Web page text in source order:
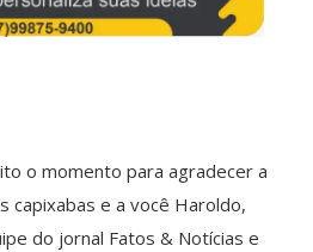
o momento para agradecer a
capixabas e a você Haroldo,
do jornal Fatos & Notícias e